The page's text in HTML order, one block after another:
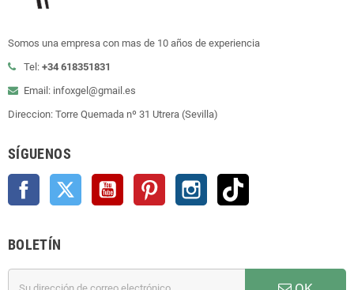
Somos una empresa con mas de 10 años de experiencia
Tel: +34 618351831
Email: infoxgel@gmail.es
Direccion: Torre Quemada nº 31 Utrera (Sevilla)
SÍGUENOS
Facebook Twitter YouTube Pinterest Instagram
BOLETÍN